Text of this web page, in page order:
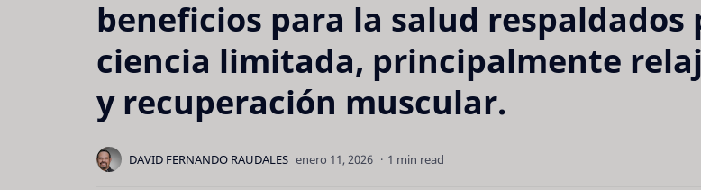
beneficios para la salud respaldados
ciencia limitada, principalmente
y recuperación muscular.
1 min read